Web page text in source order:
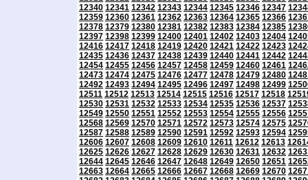
12340 12341 12342 12343 12344 12345 12346 12347
12359 12360 12361 12362 12363 12364 12365 12366
12378 12379 12380 12381 12382 12383 12384 12385
12397 12398 12399 12400 12401 12402 12403 12404
12416 12417 12418 12419 12420 12421 12422 12423
12435 12436 12437 12438 12439 12440 12441 12442
12454 12455 12456 12457 12458 12459 12460 12461
12473 12474 12475 12476 12477 12478 12479 12480
12492 12493 12494 12495 12496 12497 12498 12499
12511 12512 12513 12514 12515 12516 12517 12518
12530 12531 12532 12533 12534 12535 12536 12537
12549 12550 12551 12552 12553 12554 12555 12556
12568 12569 12570 12571 12572 12573 12574 12575
12587 12588 12589 12590 12591 12592 12593 12594
12606 12607 12608 12609 12610 12611 12612 12613
12625 12626 12627 12628 12629 12630 12631 12632
12644 12645 12646 12647 12648 12649 12650 12651
12663 12664 12665 12666 12667 12668 12669 12670